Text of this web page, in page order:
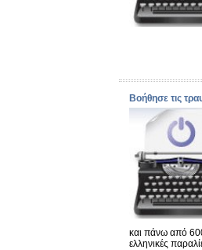
Βοήθησε τις
και πάνω από
ελληνικές